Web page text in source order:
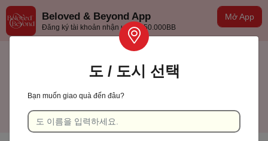
Mở App
Beloved & Beyond App
Đăng ký tài khoản nhận ưu đãi 50.000BB
TP Hồ Chí Minh
도 / 도시 선택
Bạn muốn giao quà đến đâu?